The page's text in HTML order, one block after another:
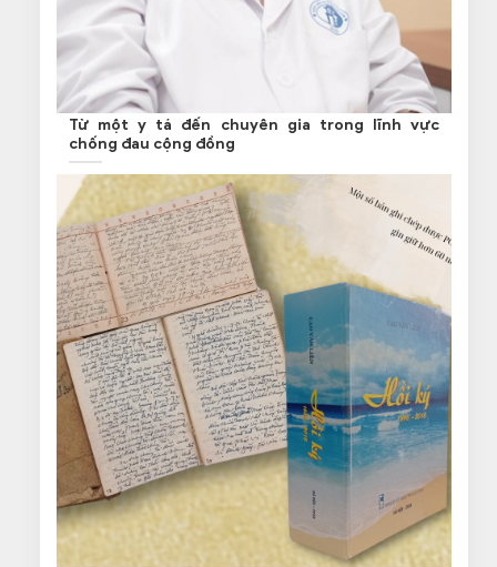
Từ một y tá đến chuyên gia trong lĩnh vực
chống đau cộng đồng